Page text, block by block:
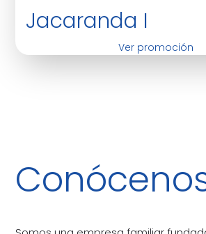
Jacaranda I
Ver promoción